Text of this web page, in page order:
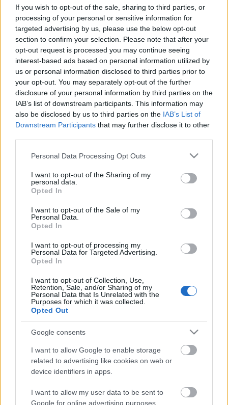
If you wish to opt-out of the sale, sharing to third parties, or
processing of your personal or sensitive information for
targeted advertising by us, please use the below opt-out
section to confirm your selection. Please note that after your
opt-out request is processed you may continue seeing
interest-based ads based on personal information utilized by
us or personal information disclosed to third parties prior to
your opt-out. You may separately opt-out of the further
disclosure of your personal information by third parties on the
IAB’s list of downstream participants. This information may
also be disclosed by us to third parties on the IAB’s List of
Downstream Participants that may further disclose it to other
Please note that this website/app uses one or more Google
not limited to your visit or usage behaviour. You may click to
grant or deny consent to Google and its third-party tags to
use your data for below specified purposes in below Google
consent section.
Personal Data Processing Opt Outs
I want to opt-out of the Sharing of my
personal data.
Opted In
I want to opt-out of the Sale of my
Personal Data.
Opted In
I want to opt-out of processing my
Personal Data for Targeted Advertising.
Opted In
I want to opt-out of Collection, Use,
Retention, Sale, and/or Sharing of my
Personal Data that Is Unrelated with the
Purposes for which it was collected.
Opted Out
Google consents
I want to allow Google to enable storage
related to advertising like cookies on web or
device identifiers in apps.
I want to allow my user data to be sent to
Google for online advertising purposes.
közvetítő popballada lett az album első hivatalos
kislemeze, amelynek klipben Raury Atlantából
Chicagóba jut el úgy, hogy kiírja Twitterre a
követőinek az utat és várja, hogy vigye el valaki. A
roadtrip közben persze van házibuli, szikláról
óceánba ugrás és minden, ami egy félfelnőttnek
megtölti a szívét boldogsággal és összetartozással.
Raury Tom Morellóval közös dala, a Friends:
az All We Need számlistája:
01 “All We Need”
02 “Revolution”
04 Woodcrest Manor II”